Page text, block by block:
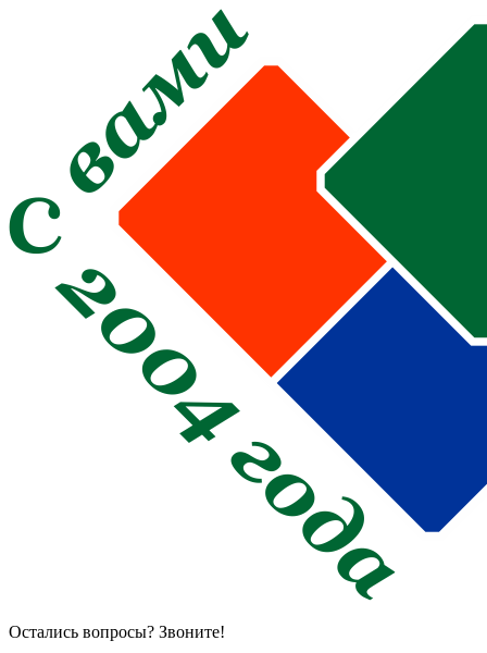
Остались вопросы? Звоните!